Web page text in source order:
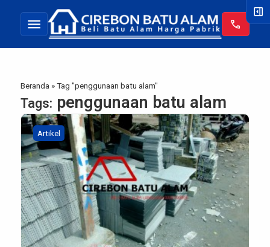
menu call
Beranda »Tag "penggunaan batu alam"
Tags: penggunaan batu alam
Artikel
right_panel_open